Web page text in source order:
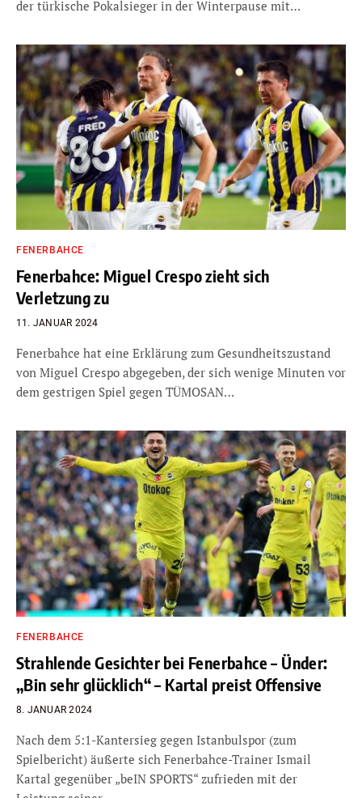
der türkische Pokalsieger in der Winterpause mit…
FENERBAHCE
Fenerbahce: Miguel Crespo zieht sich
Verletzung zu
11. JANUAR 2024
Fenerbahce hat eine Erklärung zum Gesundheitszustand
von Miguel Crespo abgegeben, der sich wenige Minuten vor
dem gestrigen Spiel gegen TÜMOSAN…
FENERBAHCE
Strahlende Gesichter bei Fenerbahce – Ünder:
„Bin sehr glücklich“ – Kartal preist Offensive
8. JANUAR 2024
Nach dem 5:1-Kantersieg gegen Istanbulspor (zum
Spielbericht) äußerte sich Fenerbahce-Trainer Ismail
Kartal gegenüber „beIN SPORTS“ zufrieden mit der